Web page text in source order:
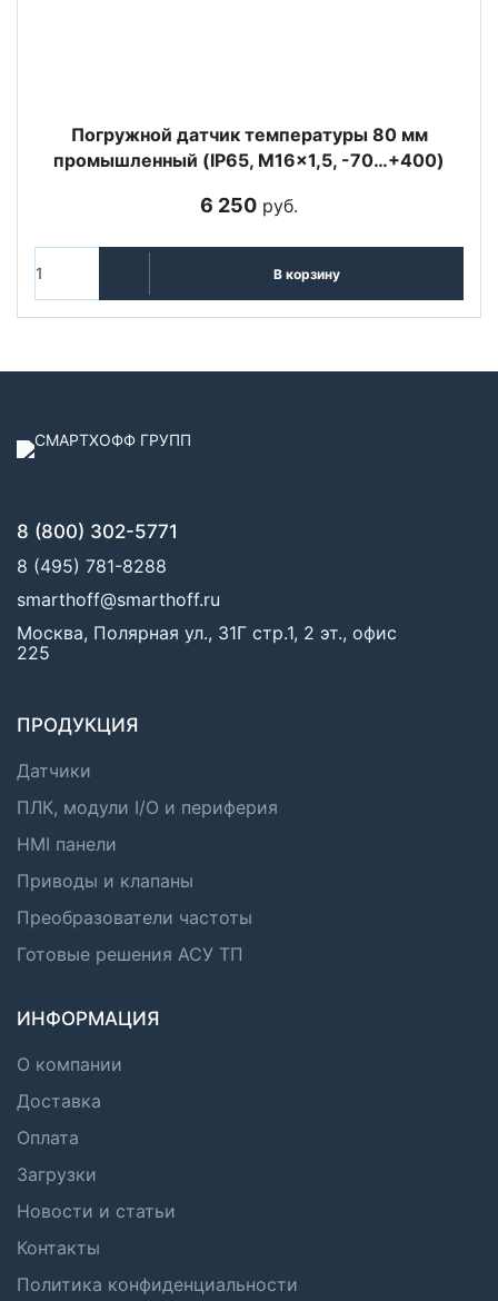
Погружной датчик температуры 80 мм
промышленный (IP65, M16x1,5, -70…+400)
6 250 руб.
В корзину
8 (800) 302-5771
8 (495) 781-8288
smarthoff@smarthoff.ru
Москва, Полярная ул., 31Г стр.1, 2 эт., офис
225
ПРОДУКЦИЯ
Датчики
ПЛК, модули I/O и периферия
HMI панели
Приводы и клапаны
Преобразователи частоты
Готовые решения АСУ ТП
ИНФОРМАЦИЯ
О компании
Доставка
Оплата
Загрузки
Новости и статьи
Контакты
Политика конфиденциальности